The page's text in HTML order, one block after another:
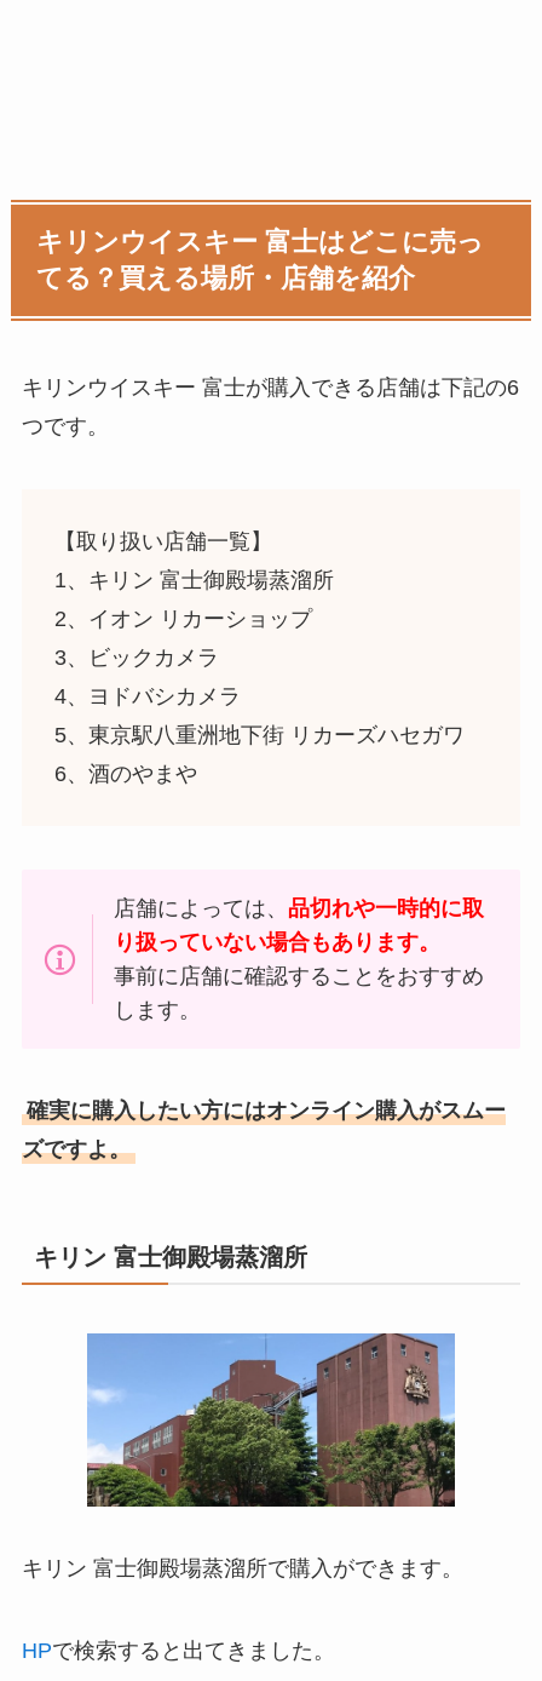
キリンウイスキー 富士はどこに売っ
てる？買える場所・店舗を紹介
キリンウイスキー 富士が購入できる店舗は下記の6
つです。
【取り扱い店舗一覧】
1、 キリン 富士御殿場蒸溜所
2、イオン リカーショップ
3、ビックカメラ
4、ヨドバシカメラ
5、東京駅八重洲地下街 リカーズハセガワ
6、酒のやまや
店舗によっては、 品切れや一時的に取
り扱っていない場合もあります。
事前に店舗に確認することをおすすめ
します。
確実に購入したい方にはオンライン購入がスムー
ズですよ。
キリン 富士御殿場蒸溜所
キリン 富士御殿場蒸溜所で購入ができます。
HPで検索すると出てきました。